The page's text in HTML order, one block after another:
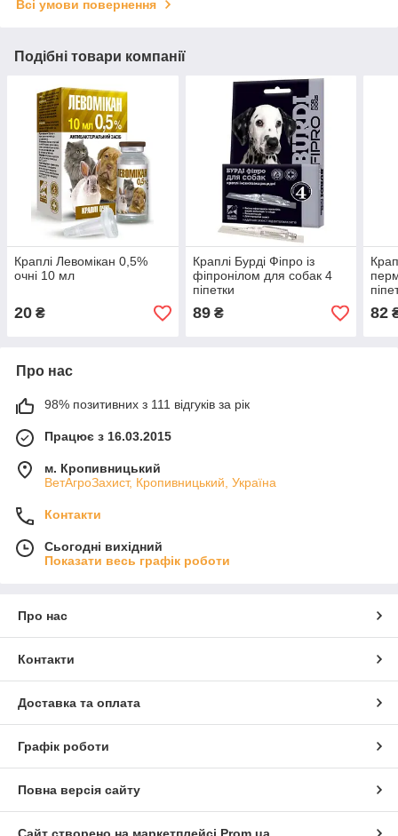
Всі умови повернення
Подібні товари компанії
Краплі Левомікан 0,5%
очні 10 мл
20 ₴
Краплі Бурді Фіпро із
фіпронілом для собак 4
піпетки
89₴ 82
Про нас
98% позитивних з 111 відгуків за рік
Працює з 16.03.2015
м. Кропивницький
ВетАгроЗахист, Кропивницький, Україна
Контакти
Сьогодні вихідний
Показати весь графік роботи
Про нас
Контакти
Доставка та оплата
Графік роботи
Повна версія сайту